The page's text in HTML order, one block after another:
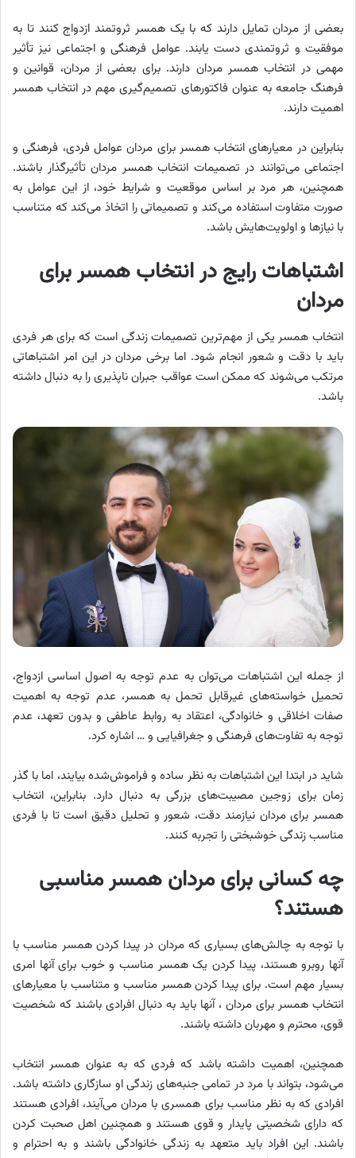
بعضی از مردان تمایل دارند که با یک همسر ثروتمند ازدواج کنند تا به
موفقیت و ثروتمندی دست یابند. عوامل فرهنگی و اجتماعی نیز تأثیر
مهمی در انتخاب همسر مردان دارند. برای بعضی از مردان، قوانین و
فرهنگ جامعه به عنوان فاکتورهای تصمیم‌گیری مهم در انتخاب همسر
اهمیت دارند.
بنابراین در معیارهای انتخاب همسر برای مردان عوامل فردی، فرهنگی و
اجتماعی می‌توانند در تصمیمات انتخاب همسر مردان تأثیرگذار باشند.
همچنین، هر مرد بر اساس موقعیت و شرایط خود، از این عوامل به
صورت متفاوت استفاده می‌کند و تصمیماتی را اتخاذ می‌کند که متناسب
با نیازها و اولویت‌هایش باشد.
اشتباهات رایج در انتخاب همسر برای
مردان
انتخاب همسر یکی از مهم‌ترین تصمیمات زندگی است که برای هر فردی
باید با دقت و شعور انجام شود. اما برخی مردان در این امر اشتباهاتی
مرتکب می‌شوند که ممکن است عواقب جبران ناپذیری را به دنبال داشته
باشد.
از جمله این اشتباهات می‌توان به عدم توجه به اصول اساسی ازدواج،
تحمیل خواسته‌های غیرقابل تحمل به همسر، عدم توجه به اهمیت
صفات اخلاقی و خانوادگی، اعتقاد به روابط عاطفی و بدون تعهد، عدم
توجه به تفاوت‌های فرهنگی و جغرافیایی و … اشاره کرد.
شاید در ابتدا این اشتباهات به نظر ساده و فراموش‌شده بیایند، اما با گذر
زمان برای زوجین مصیبت‌های بزرگی به دنبال دارد. بنابراین، انتخاب
همسر برای مردان نیازمند دقت، شعور و تحلیل دقیق است تا با فردی
مناسب زندگی خوشبختی را تجربه کنند.
چه کسانی برای مردان همسر مناسبی
هستند؟
با توجه به چالش‌های بسیاری که مردان در پیدا کردن همسر مناسب با
آنها روبرو هستند، پیدا کردن یک همسر مناسب و خوب برای آنها امری
بسیار مهم است. برای پیدا کردن همسر مناسب و متناسب با معیارهای
انتخاب همسر برای مردان ، آنها باید به دنبال افرادی باشند که شخصیت
قوی، محترم و مهربان داشته باشند.
همچنین، اهمیت داشته باشد که فردی که به عنوان همسر انتخاب
می‌شود، بتواند با مرد در تمامی جنبه‌های زندگی او سازگاری داشته باشد.
افرادی که به نظر مناسب برای همسری با مردان می‌آیند، افرادی هستند
که دارای شخصیتی پایدار و قوی هستند و همچنین اهل صحبت کردن
باشند. این افراد باید متعهد به زندگی خانوادگی باشند و به احترام و